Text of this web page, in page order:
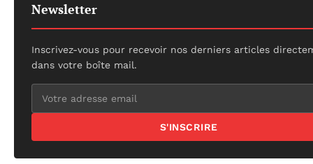
Newsletter
Inscrivez-vous pour recevoir nos derniers articles
dans votre boîte mail.
S'INSCRIRE